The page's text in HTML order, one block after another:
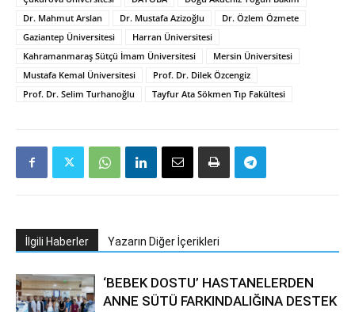
Dr. Mahmut Arslan
Dr. Mustafa Azizoğlu
Dr. Özlem Özmete
Gaziantep Üniversitesi
Harran Üniversitesi
Kahramanmaraş Sütçü İmam Üniversitesi
Mersin Üniversitesi
Mustafa Kemal Üniversitesi
Prof. Dr. Dilek Özcengiz
Prof. Dr. Selim Turhanoğlu
Tayfur Ata Sökmen Tıp Fakültesi
İlgili Haberler Yazarın Diğer İçerikleri
‘BEBEK DOSTU’ HASTANELERDEN
ANNE SÜTÜ FARKINDALIĞINA DESTEK